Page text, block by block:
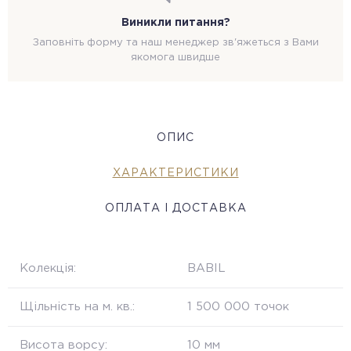
Виникли питання?
Заповніть форму та наш менеджер зв'яжеться з Вами
якомога швидше
ОПИС
ХАРАКТЕРИСТИКИ
ОПЛАТА І ДОСТАВКА
Колекція: BABIL
Щільність на м. кв.: 1 500 000 точок
Висота ворсу: 10 мм